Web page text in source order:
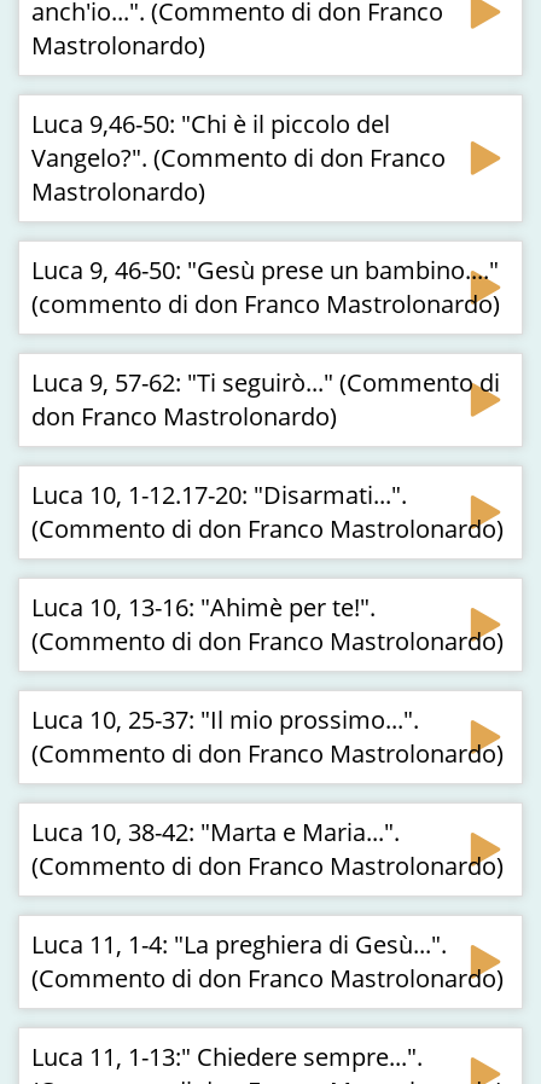
anch'io...". (Commento di don Franco
Mastrolonardo)
Luca 9,46-50: "Chi è il piccolo del
Vangelo?". (Commento di don Franco
Mastrolonardo)
Luca 9, 46-50: "Gesù prese un bambino...."
(commento di don Franco Mastrolonardo)
Luca 9, 57-62: "Ti seguirò..." (Commento di
don Franco Mastrolonardo)
Luca 10, 1-12.17-20: "Disarmati...".
(Commento di don Franco Mastrolonardo)
Luca 10, 13-16: "Ahimè per te!".
(Commento di don Franco Mastrolonardo)
Luca 10, 25-37: "Il mio prossimo...".
(Commento di don Franco Mastrolonardo)
Luca 10, 38-42: "Marta e Maria...".
(Commento di don Franco Mastrolonardo)
Luca 11, 1-4: "La preghiera di Gesù...".
(Commento di don Franco Mastrolonardo)
Luca 11, 1-13:" Chiedere sempre...".